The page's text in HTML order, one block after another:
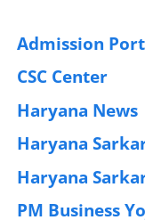
Admission
CSC Center
Haryana News
Haryana
Haryana
PM Business